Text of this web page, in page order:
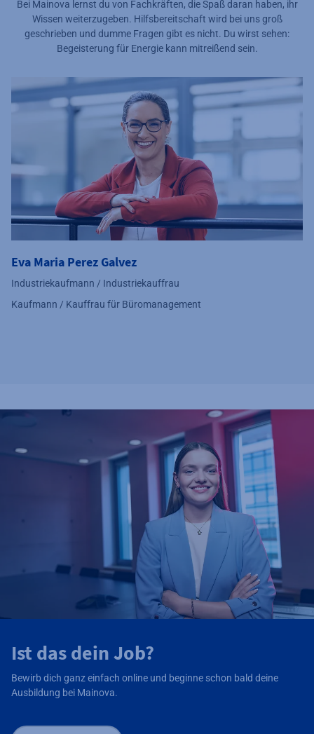
Bei Mainova lernst du von Fachkräften, die Spaß daran haben, ihr
Wissen weiterzugeben. Hilfsbereitschaft wird bei uns groß
geschrieben und dumme Fragen gibt es nicht. Du wirst sehen:
Begeisterung für Energie kann mitreißend sein.
Eva Maria Perez Galvez
Industriekaufmann / Industriekauffrau
Kaufmann / Kauffrau für Büromanagement
Ist das dein Job?
Bewirb dich ganz einfach online und beginne schon bald deine
Ausbildung bei Mainova.